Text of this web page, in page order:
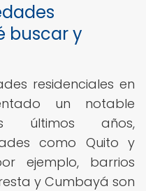
buscar y
residenciales en
un notable
últimos años,
como Quito y
ejemplo, barrios
y Cumbayá son